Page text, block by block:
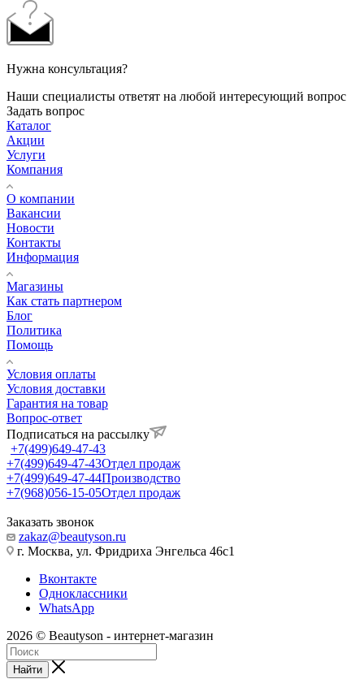
Нужна консультация?
Наши специалисты ответят на любой интересующий вопрос
Задать вопрос
Каталог
Акции
Услуги
Компания
О компании
Вакансии
Новости
Контакты
Информация
Магазины
Как стать партнером
Блог
Политика
Помощь
Условия оплаты
Условия доставки
Гарантия на товар
Вопрос-ответ
Подписаться на рассылку
+7(499)649-47-43
+7(499)649-47-43Отдел продаж
+7(499)649-47-44Производство
+7(968)056-15-05Отдел продаж
Заказать звонок
zakaz@beautyson.ru
г. Москва, ул. Фридриха Энгельса 46с1
Вконтакте
Одноклассники
WhatsApp
2026 © Beautyson - интернет-магазин
Найти